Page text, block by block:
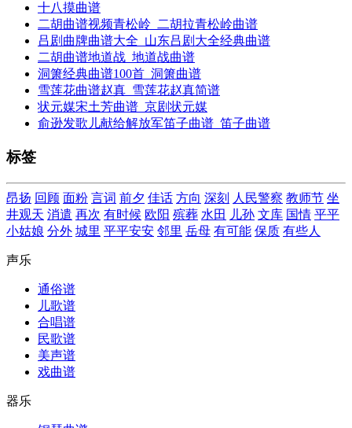
十八摸曲谱
二胡曲谱视频青松岭_二胡拉青松岭曲谱
吕剧曲牌曲谱大全_山东吕剧大全经典曲谱
二胡曲谱地道战_地道战曲谱
洞箫经典曲谱100首_洞箫曲谱
雪莲花曲谱赵真_雪莲花赵真简谱
状元媒宋土芳曲谱_京剧状元媒
俞逊发歌儿献给解放军笛子曲谱_笛子曲谱
标签
昂扬 回顾 面粉 言词 前夕 佳话 方向 深刻 人民警察 教师节 坐
井观天 消遣 再次 有时候 欧阳 殡葬 水田 儿孙 文库 国情 平平
小姑娘 分外 城里 平平安安 邻里 岳母 有可能 保质 有些人
声乐
通俗谱
儿歌谱
合唱谱
民歌谱
美声谱
戏曲谱
器乐